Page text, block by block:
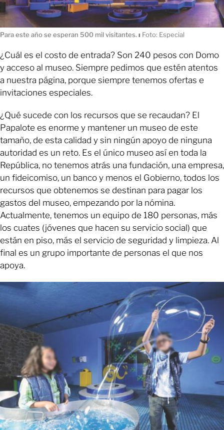
Para este año se esperan 500 mil visitantes. ı Foto: Especial
¿Cuál es el costo de entrada? Son 240 pesos con Domo
y acceso al museo. Siempre pedimos que estén atentos
a nuestra página, porque siempre tenemos ofertas e
invitaciones especiales.
¿Qué sucede con los recursos que se recaudan? El
Papalote es enorme y mantener un museo de este
tamaño, de esta calidad y sin ningún apoyo de ninguna
autoridad es un reto. Es el único museo así en toda la
República, no tenemos atrás una fundación, una empresa,
un fideicomiso, un banco y menos el Gobierno, todos los
recursos que obtenemos se destinan para pagar los
gastos del museo, empezando por la nómina.
Actualmente, tenemos un equipo de 180 personas, más
los cuates (jóvenes que hacen su servicio social) que
están en piso, más el servicio de seguridad y limpieza. Al
final es un grupo importante de personas el que nos
apoya.